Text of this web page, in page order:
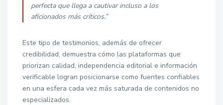
perfecta que llega a cautivar incluso a los
aficionados más críticos.”
Este tipo de testimonios, además de ofrecer
credibilidad, demuestra cómo las plataformas que
priorizan calidad, independencia editorial e información
verificable logran posicionarse como fuentes confiables
en una esfera cada vez más saturada de contenidos no
especializados.